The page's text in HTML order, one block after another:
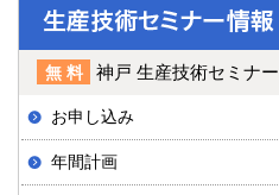
無料 神戸 生産技術セミナー
お申し込み
年間計画